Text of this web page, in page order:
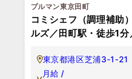
プルマン東京田町
コミシェフ（調理補助
ルズ／田町駅・徒歩1分
東京都港区芝浦3-1-21
月給 /